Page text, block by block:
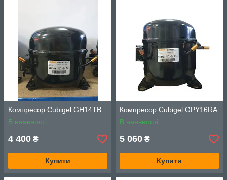
Компресор Cubigel GH14TB
В наявності
4 400 ₴
Купити
Компресор Cubigel GPY16RA
В наявності
5 060 ₴
Купити